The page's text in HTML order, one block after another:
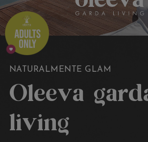
NATURALMENTE GLAM
Oleeva
living